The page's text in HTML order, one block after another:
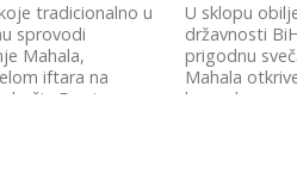
tradicionalno u
sprovodi
Mahala,
iftara na
Donje...
U sklopu
državnosti
prigodnu
Mahala
legendarnom